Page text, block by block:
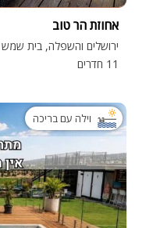
אחוזת הר טוב
ירושלים והשפלה, בית שמש
11 חדרים
וילה עם בריכה